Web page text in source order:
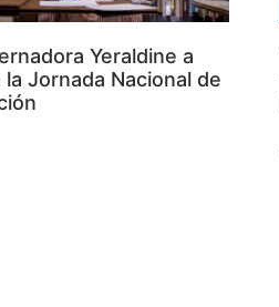
Yeraldine a
la Jornada Nacional de